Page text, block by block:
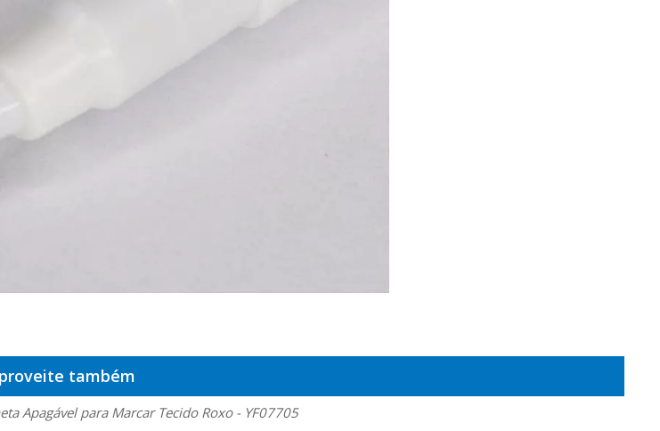
também
Apagável para Marcar Tecido Roxo - YF07705